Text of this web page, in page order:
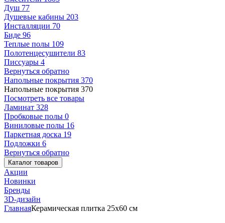
Душ 77
Душевые кабины 203
Инсталляции 70
Биде 96
Теплые полы 109
Полотенцесушители 83
Писсуары 4
Вернуться обратно
Напольные покрытия 370
Напольные покрытия 370
Посмотреть все товары
Ламинат 328
Пробковые полы 0
Виниловые полы 16
Паркетная доска 19
Подложки 6
Вернуться обратно
Каталог товаров
Акции
Новинки
Бренды
3D-дизайн
ГлавнаяКерамическая плитка 25x60 см